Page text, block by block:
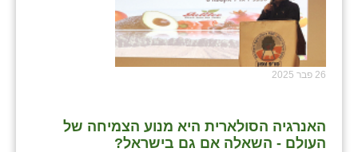
26 פבר 2025
האנרגיה הסולארית היא מנוע הצמיחה של
העולם - השאלה אם גם בישראל?